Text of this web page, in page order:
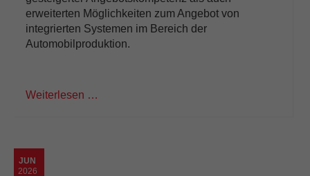
erweiterten Möglichkeiten zum Angebot von
integrierten Systemen im Bereich der
Automobilproduktion.
Weiterlesen …
JUN
2026